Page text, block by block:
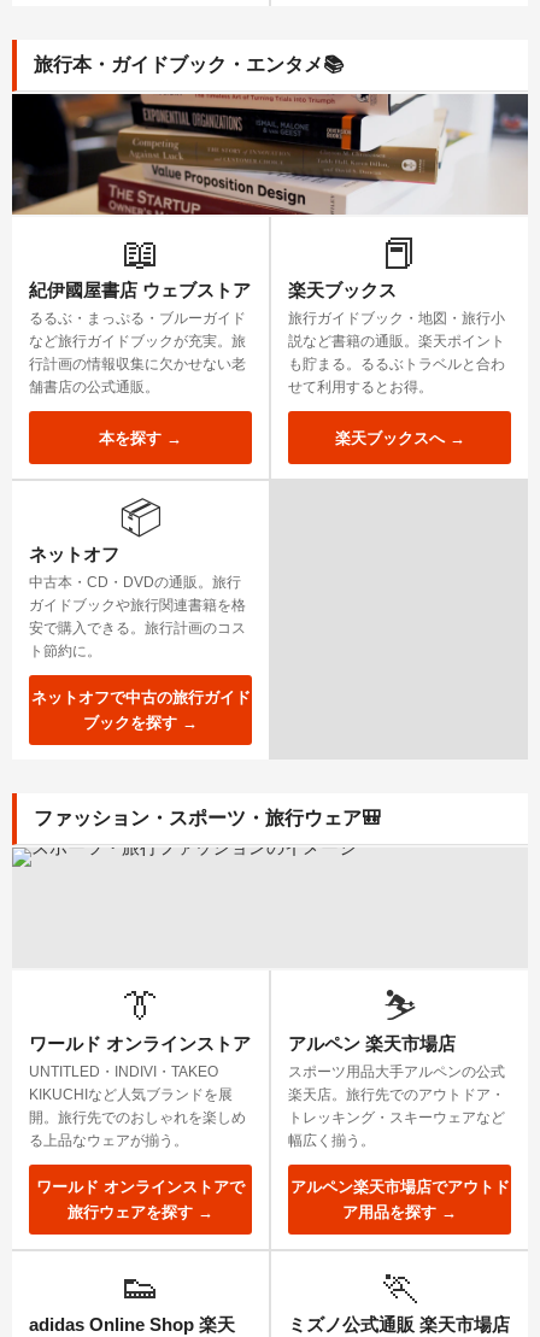
旅行本・ガイドブック・エンタメ📚
📖
紀伊國屋書店 ウェブストア
るるぶ・まっぷる・ブルーガイド
など旅行ガイドブックが充実。旅
行計画の情報収集に欠かせない老
舗書店の公式通販。
本を探す →
📕
楽天ブックス
旅行ガイドブック・地図・旅行小
説など書籍の通販。楽天ポイント
も貯まる。るるぶトラベルと合わ
せて利用するとお得。
楽天ブックスへ →
📦
ネットオフ
中古本・CD・DVDの通販。旅行
ガイドブックや旅行関連書籍を格
安で購入できる。旅行計画のコス
ト節約に。
ネットオフで中古の旅行ガイド
ブックを探す →
ファッション・スポーツ・旅行ウェア🎒
👔
ワールド オンラインストア
UNTITLED・INDIVI・TAKEO
KIKUCHIなど人気ブランドを展
開。旅行先でのおしゃれを楽しめ
る上品なウェアが揃う。
ワールド オンラインストアで
旅行ウェアを探す →
⛷️
アルペン 楽天市場店
スポーツ用品大手アルペンの公式
楽天店。旅行先でのアウトドア・
トレッキング・スキーウェアなど
幅広く揃う。
アルペン楽天市場店でアウトド
ア用品を探す →
👟
adidas Online Shop 楽天
🏃
ミズノ公式通販 楽天市場店